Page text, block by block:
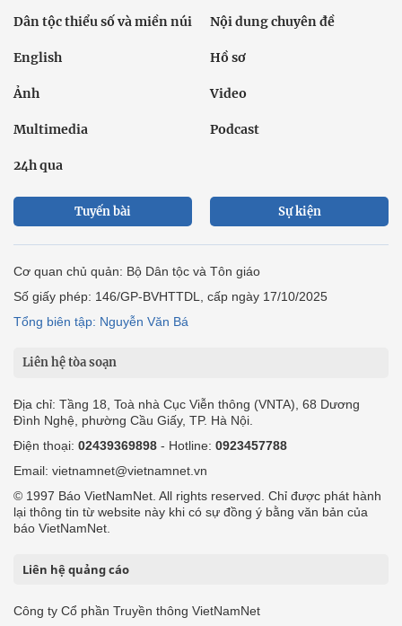
Dân tộc thiểu số và miền núi Nội dung chuyên đề
English Hồ sơ
Ảnh Video
Multimedia Podcast
24h qua
Tuyến bài Sự kiện
Cơ quan chủ quản: Bộ Dân tộc và Tôn giáo
Số giấy phép: 146/GP-BVHTTDL, cấp ngày 17/10/2025
Tổng biên tập: Nguyễn Văn Bá
Liên hệ tòa soạn
Địa chỉ: Tầng 18, Toà nhà Cục Viễn thông (VNTA), 68 Dương
Đình Nghệ, phường Cầu Giấy, TP. Hà Nội.
Điện thoại: 02439369898 - Hotline: 0923457788
Email: vietnamnet@vietnamnet.vn
© 1997 Báo VietNamNet. All rights reserved. Chỉ được phát hành
lại thông tin từ website này khi có sự đồng ý bằng văn bản của
báo VietNamNet.
Liên hệ quảng cáo
Công ty Cổ phần Truyền thông VietNamNet